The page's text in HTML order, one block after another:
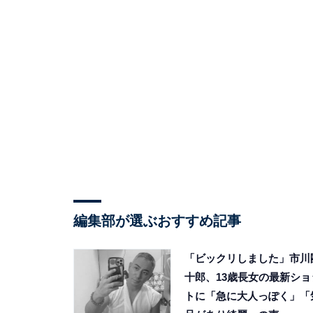
編集部が選ぶおすすめ記事
「ビックリしました」市川
十郎、13歳長女の最新ショ
トに「急に大人っぽく」「